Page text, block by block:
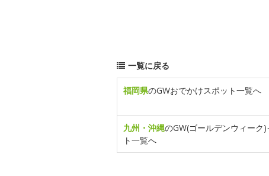
一覧に戻る
福岡県のGWおでかけスポット一覧へ
九州・沖縄のGW(ゴールデンウィーク)
ト一覧へ